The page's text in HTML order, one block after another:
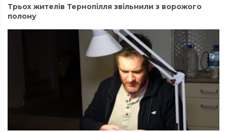
Трьох жителів Тернопілля звільнили з ворожого
полону